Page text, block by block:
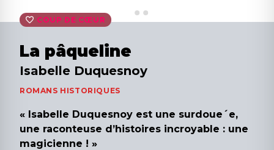
COUP DE CŒUR
La pâqueline
Isabelle Duquesnoy
ROMANS HISTORIQUES
« Isabelle Duquesnoy est une surdoue´e,
une raconteuse d’histoires incroyable : une
magicienne ! »